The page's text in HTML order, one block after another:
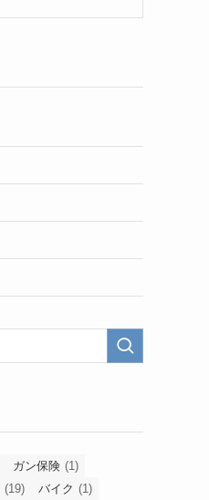
ガン保険 (1)
(19) バイク (1)